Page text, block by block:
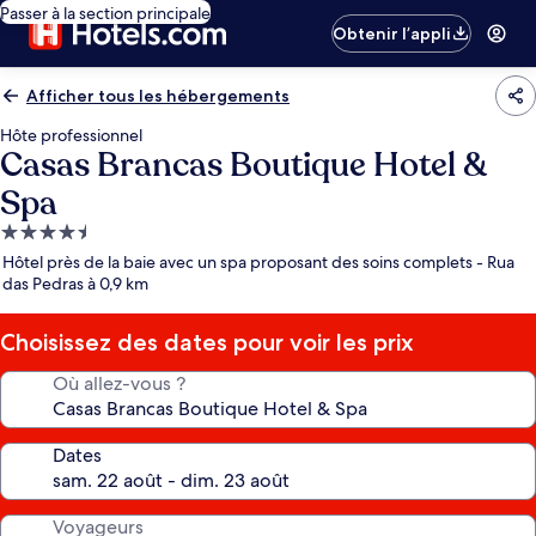
Passer à la section principale
Obtenir l’appli
Afficher tous les hébergements
Hôte professionnel
Casas Brancas Boutique Hotel &
Spa
Hébergement
4.5 étoiles
Hôtel près de la baie avec un spa proposant des soins complets - Rua
das Pedras à 0,9 km
Choisissez des dates pour voir les prix
Où allez-vous ?
Dates
Voyageurs